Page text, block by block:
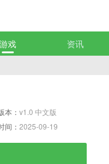
游戏 资讯
本：v1.0 中文版
间：2025-09-19